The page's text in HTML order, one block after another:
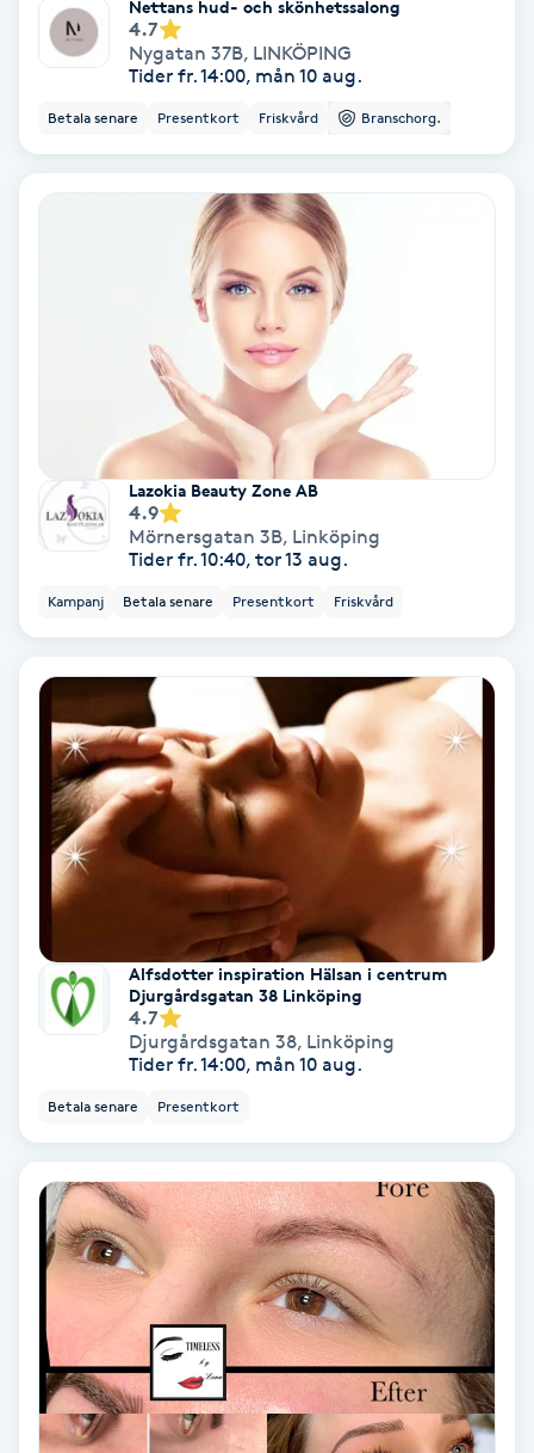
Medium
Nagelförlängning
Nagelförlängning akryl
Nagelförlängning glasfiber
Nagelförlängning silke
Nagelförstärkning
Nagelsvamp
Naglar borttagning
Naglar reparation
Naprapati
Navelpiercing
Nettans hud- och skönhetssalong
4.7
Nygatan 37B, LINKÖPING
Tider fr. 14:00, mån 10 aug.
Betala senare Presentkort Friskvård Branschorg.
Lazokia Beauty Zone AB
4.9
Mörnersgatan 3B, Linköping
Tider fr. 10:40, tor 13 aug.
Kampanj Betala senare Presentkort Friskvård
Alfsdotter inspiration Hälsan i centrum
Djurgårdsgatan 38 Linköping
4.7
Djurgårdsgatan 38, Linköping
Tider fr. 14:00, mån 10 aug.
Betala senare Presentkort